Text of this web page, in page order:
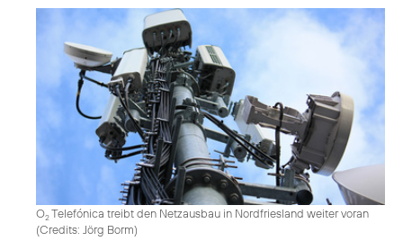
O2Telefónica treibt den Netzausbau in Nordfriesland weiter voran
(Credits: Jörg Borm)